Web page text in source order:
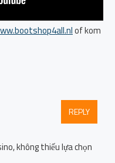
of kom
REPLY
không thiếu lựa chọn